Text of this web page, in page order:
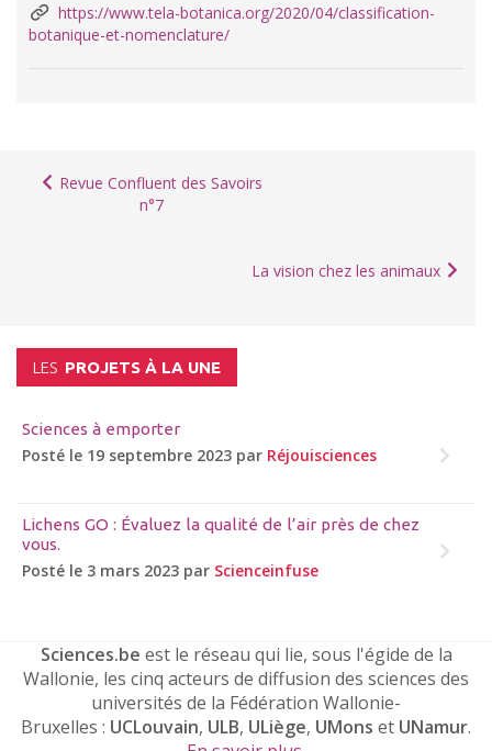
https://www.tela-botanica.org/2020/04/classification-
botanique-et-nomenclature/
Revue Confluent des Savoirs
n°7
La vision chez les animaux
LES PROJETS À LA UNE
Sciences à emporter
Posté le 19 septembre 2023 par Réjouisciences
Lichens GO : Évaluez la qualité de l’air près de chez
vous.
Posté le 3 mars 2023 par Scienceinfuse
Sciences.be est le réseau qui lie, sous l'égide de la
Wallonie, les cinq acteurs de diffusion des sciences des
universités de la Fédération Wallonie-
Bruxelles : UCLouvain, ULB, ULiège, UMons et UNamur.